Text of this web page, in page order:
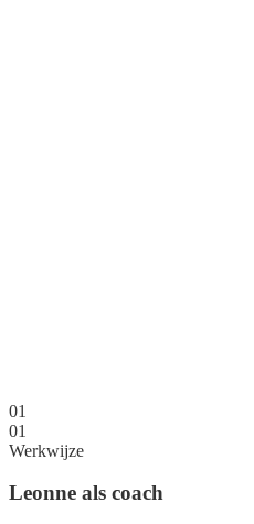
01
01
Werkwijze
Leonne als coach